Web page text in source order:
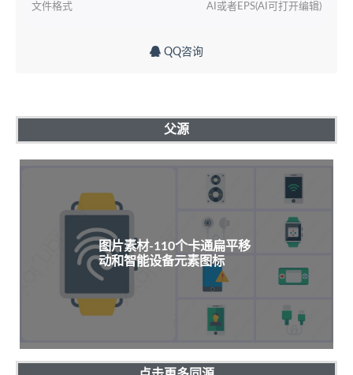
文件格式 AI或者EPS(AI可打开编辑)
QQ咨询
父源
图片素材-110个卡通扁平移
动和智能设备元素图标